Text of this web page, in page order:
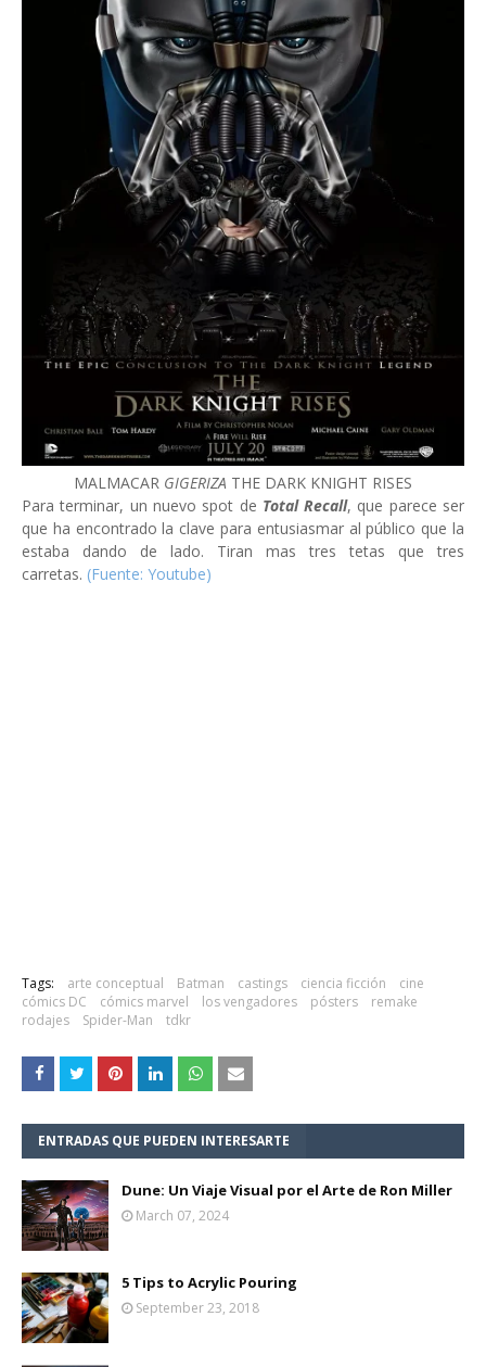
MALMACAR GIGERIZA THE DARK KNIGHT RISES
Para terminar, un nuevo spot de Total Recall, que parece ser
que ha encontrado la clave para entusiasmar al público que la
estaba dando de lado. Tiran mas tres tetas que tres
carretas. (Fuente: Youtube)
Tags: arte conceptual Batman castings ciencia ficción
cine
cómics DC
cómics marvel los vengadores pósters
remake
rodajes
Spider-Man tdkr
ENTRADAS QUE PUEDEN INTERESARTE
Dune: Un Viaje Visual por el Arte de Ron Miller
March 07, 2024
5 Tips to Acrylic Pouring
September 23, 2018